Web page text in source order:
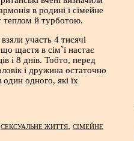
в родині і сімейне
теплом й турботою.
участь 4 тисячі
щастя в сім`ї настає
і 8 днів. Тобто, перед
і дружина остаточно
одного, які їх
СЕКСУАЛЬНЕ ЖИТТЯ, СІМЕЙНЕ